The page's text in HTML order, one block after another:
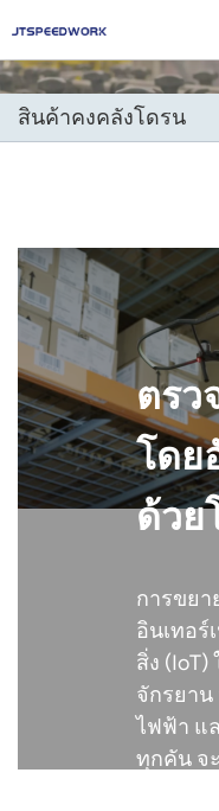
+86 -18681515767
สินค้าคงคลังโดรน
ตรว
โดย
ด้วย
การขยา
อินเทอร์
สิ่ง
จักรยาน
ไฟฟ้า แ
ทุกคัน จ